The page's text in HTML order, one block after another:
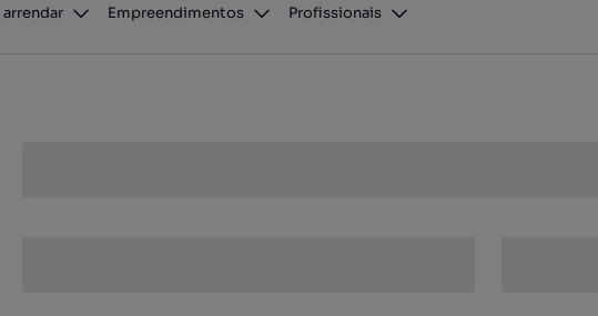
arrendar Empreendimentos Profissionais